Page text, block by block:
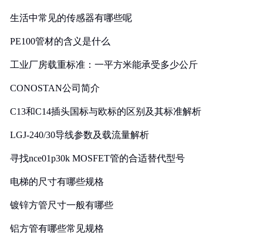
生活中常见的传感器有哪些呢
PE100管材的含义是什么
工业厂房载重标准：一平方米能承受多少公斤
CONOSTAN公司简介
C13和C14插头国标与欧标的区别及其标准解析
LGJ-240/30导线参数及载流量解析
寻找nce01p30k MOSFET管的合适替代型号
电梯的尺寸有哪些规格
镀锌方管尺寸一般有哪些
铝方管有哪些常见规格